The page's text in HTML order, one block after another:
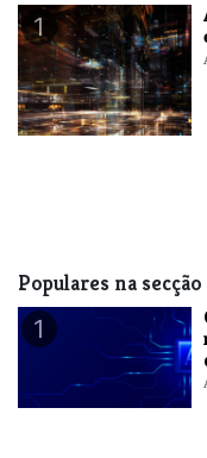
1
Populares na secção
1